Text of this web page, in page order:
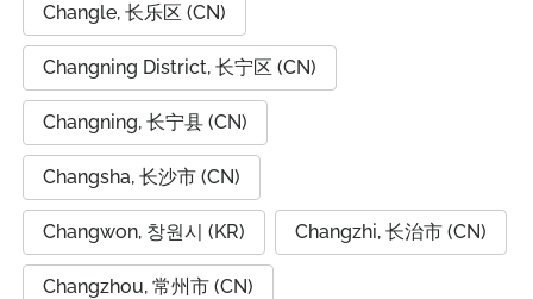
Changle, 长乐区 (CN)
Changning District, 长宁区 (CN)
Changning, 长宁县 (CN)
Changsha, 长沙市 (CN)
Changwon, 창원시 (KR) Changzhi, 长治市 (CN)
Changzhou, 常州市 (CN)